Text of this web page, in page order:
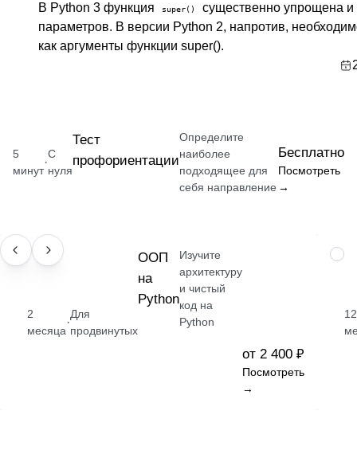
В Python 3 функция super()
существенно упрощена и
параметров. В версии Python 2, напротив,
как аргументы функции super().
5
минут
·
С
нуля
Тест
профориентации
Определите
наиболее
подходящее для
себя направление
Бесплатно
Посмотреть
→
НАВЫК
2
месяца
·
Для
продвинутых
ООП
на
Python
Изучите
архитектуру
и чистый
код на
Python
от 2 400 ₽
Посмотреть
→
12